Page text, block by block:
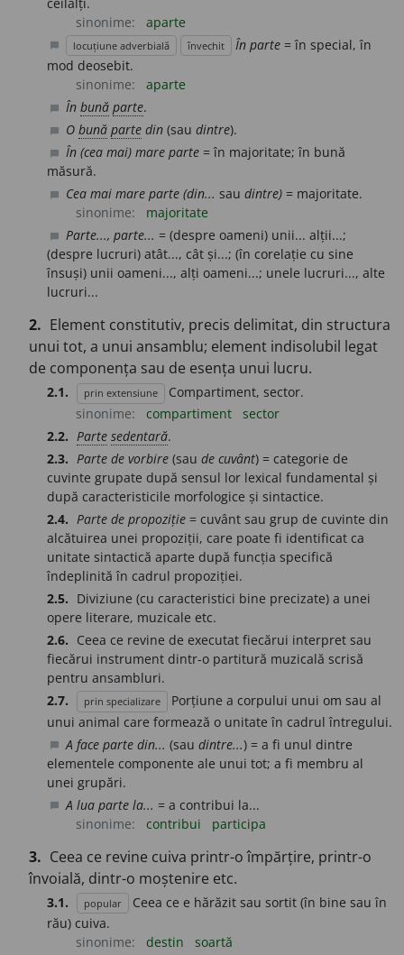
sinonime:
aparte
chat_bubble locuțiune adverbială învechit În parte= în special, în
mod deosebit.
sinonime:
aparte
Înbună parte.
Obună parte din (saudintre).
În (cea mai) mare parte = în majoritate; în bună
măsură.
Cea mai mare parte (din... saudintre) = majoritate.
sinonime:
majoritate
Parte..., parte... = (despre oameni) unii... alții...;
(despre lucruri) atât..., cât și...; (în corelație cu sine
însuși) unii oameni..., alți oameni...; unele lucruri..., alte
lucruri...
2. Element constitutiv, precis delimitat, din structura
unui tot, a unui ansamblu; element indisolubil legat
de componența sau de esența unui lucru.
2.1. prin extensiune
Compartiment, sector.
sinonime:
compartiment
sector
2.2. Parte sedentară.
2.3. Parte de vorbire (sau de cuvânt) = categorie de
cuvinte grupate după sensul lor lexical fundamental și
după caracteristicile morfologice și sintactice.
2.4. Parte de propoziție = cuvânt sau grup de cuvinte din
alcătuirea unei propoziții, care poate fi identificat ca
unitate sintactică aparte după funcția specifică
îndeplinită în cadrul propoziției.
2.5. Diviziune (cu caracteristici bine precizate) a unei
opere literare, muzicale etc.
2.6. Ceea ce revine de executat fiecărui interpret sau
fiecărui instrument dintr-o partitură muzicală scrisă
pentru ansambluri.
2.7.
prin specializare
Porțiune a corpului unui om sau al
unui animal care formează o unitate în cadrul întregului.
chat_bubble A face parte din... (saudintre...) = a fi unul dintre
elementele componente ale unui tot; a fi membru al
unei grupări.
chat_bubble A lua parte la... = a contribui la...
sinonime:
contribui participa
3. Ceea ce revine cuiva printr-o împărțire, printr-o
învoială, dintr-o moștenire etc.
3.1. popular
Ceea ce e hărăzit sau sortit (în bine sau în
rău) cuiva.
sinonime:
destin soartă